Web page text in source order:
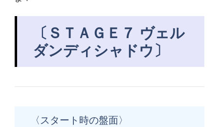
〔ＳＴＡＧＥ７ ヴェル
ダンディシャドウ〕
〈スタート時の盤面〉